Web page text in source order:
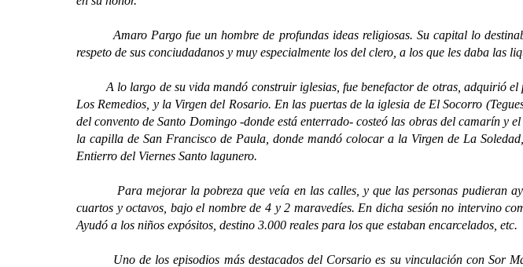
Amaro Pargo fue un hombre de profundas ideas religiosas. Su capital lo
respeto de sus conciudadanos y muy especialmente los del clero, a los que les daba las
A lo largo de su vida mandó construir iglesias, fue benefactor de otras, adquirió el
Los Remedios, y la Virgen del Rosario. En las puertas de la iglesia de El Socorro
del convento de Santo Domingo -donde está enterrado- costeó las obras del camarín
la capilla de San Francisco de Paula, donde mandó colocar a la Virgen de La
Entierro del Viernes Santo lagunero.
Para mejorar la pobreza que veía en las calles, y que las personas pudieran
cuartos y octavos, bajo el nombre de 4 y 2 maravedíes. En dicha sesión no intervino
Ayudó a los niños expósitos, destino 3.000 reales para los que estaban encarcelados, etc.
Uno de los episodios más destacados del Corsario es su vinculación con Sor